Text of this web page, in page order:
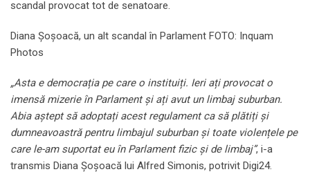
scandal provocat tot de senatoare.
Diana Șoșoacă, un alt scandal în Parlament FOTO: Inquam
Photos
„Asta e democrația pe care o instituiți. Ieri ați provocat o
imensă mizerie în Parlament și ați avut un limbaj suburban.
Abia aștept să adoptați acest regulament ca să plătiți și
dumneavoastră pentru limbajul suburban și toate violențele pe
care le-am suportat eu în Parlament fizic și de limbaj”, i-a
transmis Diana Șoșoacă lui Alfred Simonis, potrivit Digi24.